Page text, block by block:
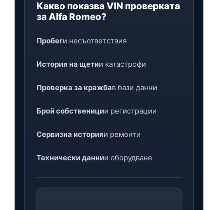
Какво показва VIN проверката
за Alfa Romeo?
Пробеги несъответствия
История на щетии катастрофи
Проверка за кражбав бази данни
Брой собствениции регистрации
Сервизна историяи ремонти
Технически даннии оборудване